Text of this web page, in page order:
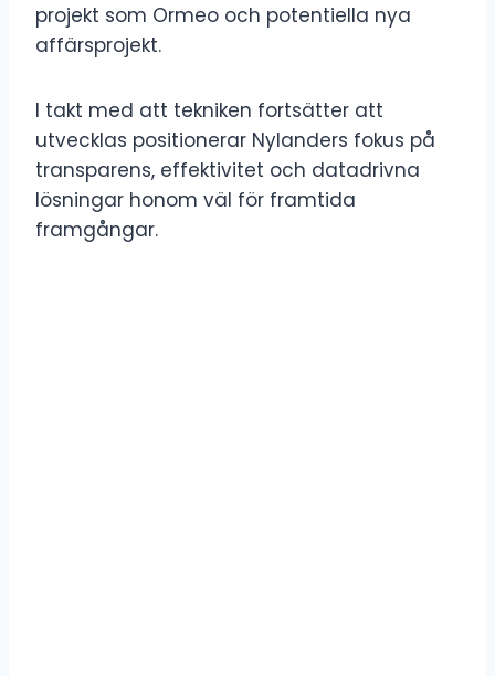
projekt som Ormeo och potentiella nya
affärsprojekt.
I takt med att tekniken fortsätter att
utvecklas positionerar Nylanders fokus på
transparens, effektivitet och datadrivna
lösningar honom väl för framtida
framgångar.